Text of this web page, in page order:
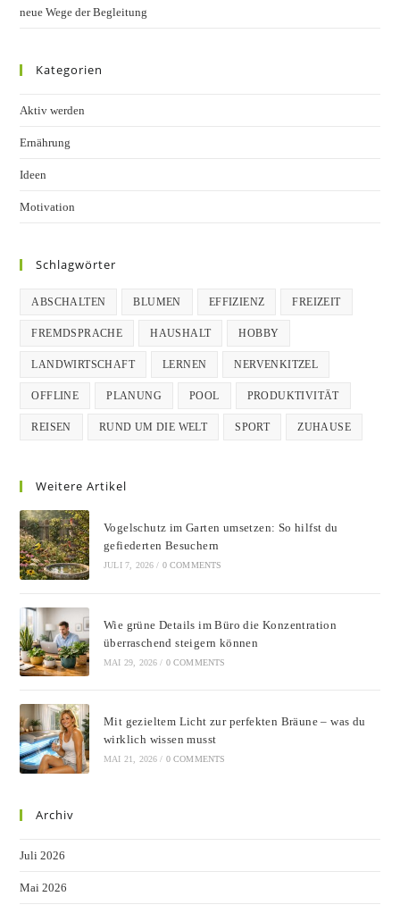
neue Wege der Begleitung
Kategorien
Aktiv werden
Ernährung
Ideen
Motivation
Schlagwörter
ABSCHALTEN BLUMEN EFFIZIENZ FREIZEIT
FREMDSPRACHE HAUSHALT HOBBY
LANDWIRTSCHAFT LERNEN NERVENKITZEL
OFFLINE PLANUNG POOL PRODUKTIVITÄT
REISEN RUND UM DIE WELT SPORT ZUHAUSE
Weitere Artikel
Vogelschutz im Garten umsetzen: So hilfst du
gefiederten Besuchern
JULI 7, 2026 / 0 COMMENTS
Wie grüne Details im Büro die Konzentration
überraschend steigern können
MAI 29, 2026 / 0 COMMENTS
Mit gezieltem Licht zur perfekten Bräune – was du
wirklich wissen musst
MAI 21, 2026 / 0 COMMENTS
Archiv
Juli 2026
Mai 2026